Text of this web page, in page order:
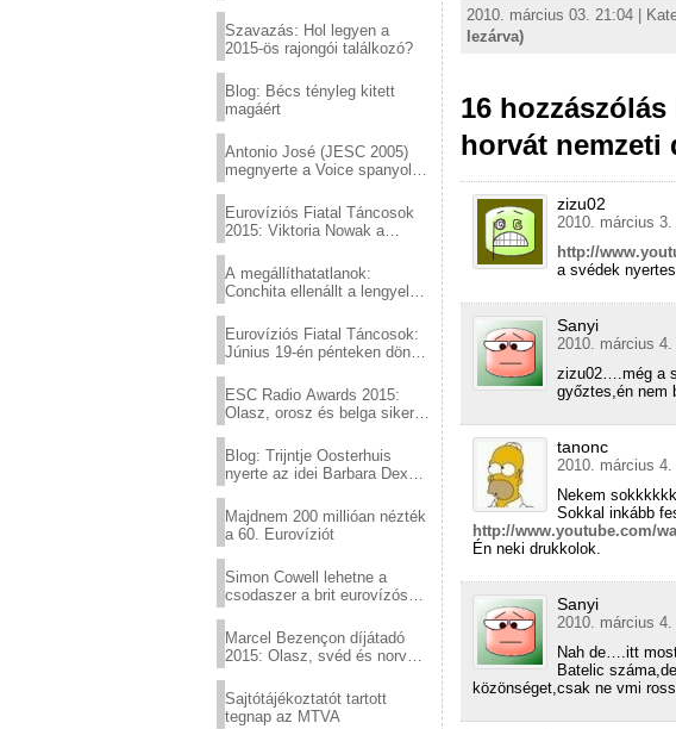
Szavazás: Hol legyen a
2015-ös rajongói találkozó?
Blog: Bécs tényleg kitett
magáért
Antonio José (JESC 2005)
megnyerte a Voice spanyol
Eurovíziós Fiatal Táncosok
2015: Viktoria Nowak a
A megállíthatatlanok:
Conchita ellenállt a lengyel
Eurovíziós Fiatal Táncosok:
Június 19-én pénteken döntő
ESC Radio Awards 2015:
Olasz, orosz és belga siker,
Blog: Trijntje Oosterhuis
nyerte az idei Barbara Dex
Majdnem 200 millióan nézték
a 60. Eurovíziót
Simon Cowell lehetne a
csodaszer a brit eurovízós
Marcel Bezençon díjátadó
2015: Olasz, svéd és norvég
Sajtótájékoztatót tartott
tegnap az MTVA
2010. március 03. 21:04 |
lezárva)
16
horvát nemzeti
zizu02
2010. március
http://
a svédek
Sanyi
2010. március
zizu02….még a
győztes,én nem
tanonc
2010. március
Nekem
Sokkal inkább
http://www.youtube.com/
Én neki drukkolok.
Sanyi
2010. március
Nah de….itt
Batelic
közönséget,csak ne vmi